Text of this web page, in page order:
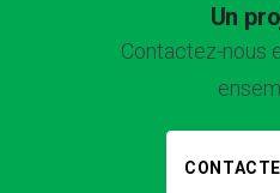
Un
Contactez-nous